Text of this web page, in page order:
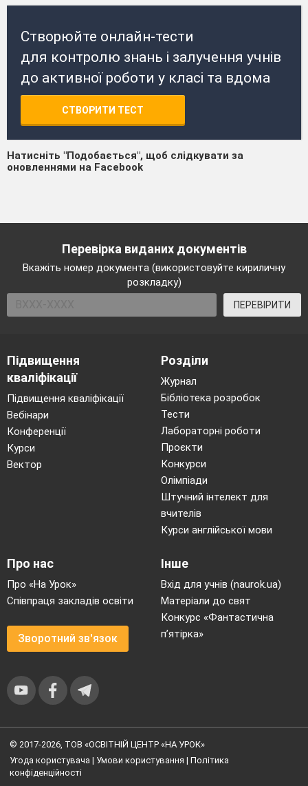
Створюйте онлайн-тести
для контролю знань і залучення учнів
до активної роботи у класі та вдома
СТВОРИТИ ТЕСТ
Натисніть "Подобається", щоб слідкувати за
оновленнями на Facebook
Перевірка виданих документів
Вкажіть номер документа (використовуйте кириличну
розкладку)
ПЕРЕВІРИТИ
Підвищення
кваліфікації
Підвищення кваліфікації
Вебінари
Конференції
Курси
Вектор
Розділи
Журнал
Бібліотека розробок
Тести
Лабораторні роботи
Проєкти
Конкурси
Олімпіади
Штучний інтелект для
вчителів
Курси англійської мови
Про нас
Про «На Урок»
Співпраця закладів освіти
Зворотний зв'язок
Інше
Вхід для учнів (naurok.ua)
Матеріали до свят
Конкурс «Фантастична
п’ятірка»
© 2017-2026, ТОВ «ОСВІТНІЙ ЦЕНТР «НА УРОК»
Угода користувача | Умови користування | Політика
конфіденційності